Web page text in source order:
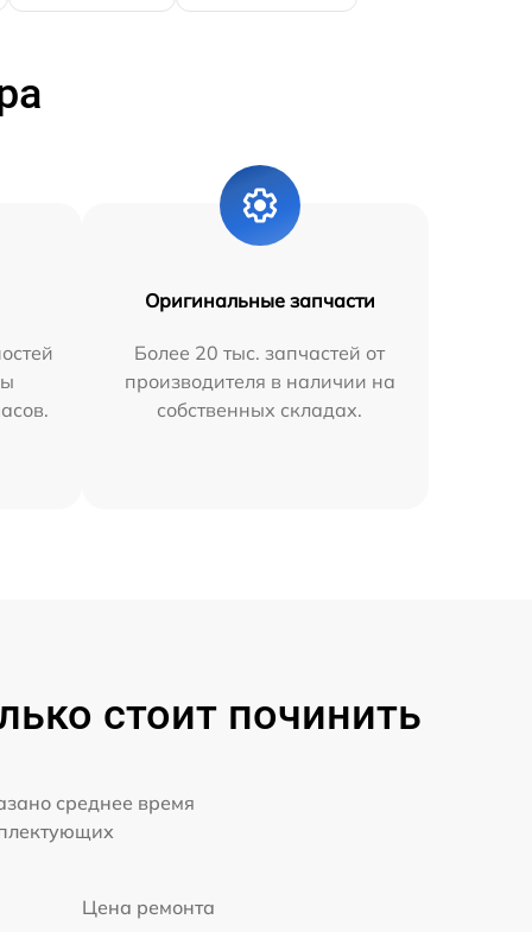
Оригинальные запчасти
Более 20 тыс. запчастей от
производителя в наличии на
собственных складах.
стоит починить
среднее время
Цена ремонта